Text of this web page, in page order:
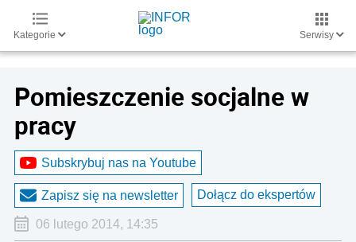
Kategorie Serwisy
Pomieszczenie socjalne w
pracy
Subskrybuj nas na Youtube
Zapisz się na newsletter Dołącz do ekspertów
06 lutego 2014, 14:35